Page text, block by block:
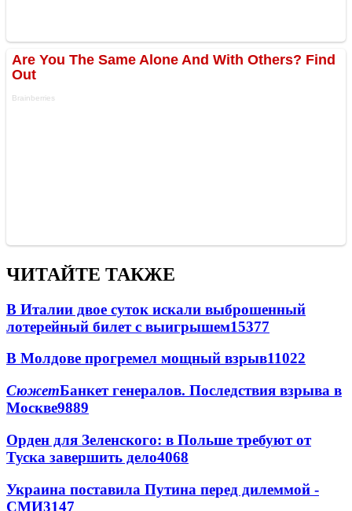
ЧИТАЙТЕ ТАКЖЕ
В Италии двое суток искали выброшенный
лотерейный билет с выигрышем15377
В Молдове прогремел мощный взрыв11022
СюжетБанкет генералов. Последствия взрыва в
Москве9889
Орден для Зеленского: в Польше требуют от
Туска завершить дело4068
Украина поставила Путина перед дилеммой -
СМИ3147